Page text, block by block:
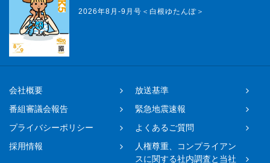
2026年8月-9月号＜白根ゆたんぽ＞
会社概要
放送基準
番組審議会報告
緊急地震速報
プライバシーポリシー
よくあるご質問
採用情報
人権尊重、コンプライアン
スに関する社内調査と当社